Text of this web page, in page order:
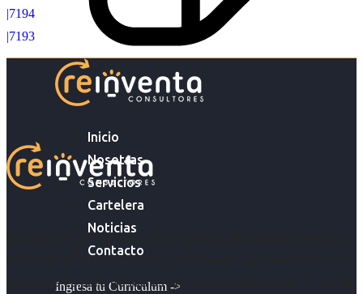
Inicio
Nosotras
Servicios
Cartelera
Noticias
Contacto
Ingresa tu Curriculum ->
|7194
|7193
Acompañar a empresas en su gestión de capital humano y
acompañar a personas en la búsqueda y encuentro de sus
objetivos es para nosotros un trabajo, pero antes un placer.